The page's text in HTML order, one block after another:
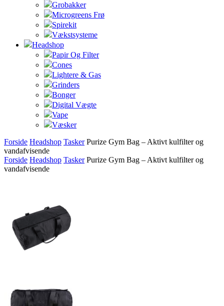
Grobakker
Microgreens Frø
Spirekit
Vækstsysteme
Headshop
Papir Og Filter
Cones
Lightere & Gas
Grinders
Bonger
Digital Vægte
Vape
Væsker
Forside Headshop Tasker Purize Gym Bag – Aktivt kulfilter og
vandafvisende
Forside Headshop Tasker Purize Gym Bag – Aktivt kulfilter og
vandafvisende